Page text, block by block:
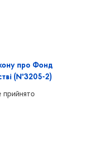
про Фонд
(№3205-2)
прийнято